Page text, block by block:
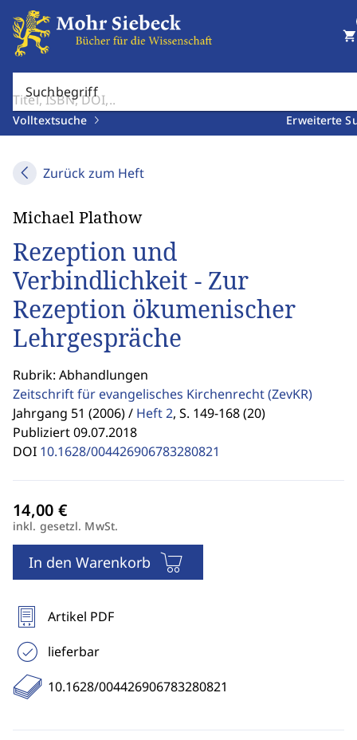
Suchbegriff
Volltextsuche Erweiterte
shopping_cart
Zurück zum Heft
Michael Plathow
Rezeption und
Verbindlichkeit - Zur
Rezeption ökumenischer
Lehrgespräche
Rubrik: Abhandlungen
Zeitschrift für evangelisches Kirchenrecht(ZevKR)
Jahrgang 51 (2006) / Heft 2, S. 149-168 (20)
Publiziert 09.07.2018
DOI 10.1628/004426906783280821
inkl. gesetzl. MwSt.
In den Warenkorb
Artikel PDF
lieferbar
10.1628/004426906783280821